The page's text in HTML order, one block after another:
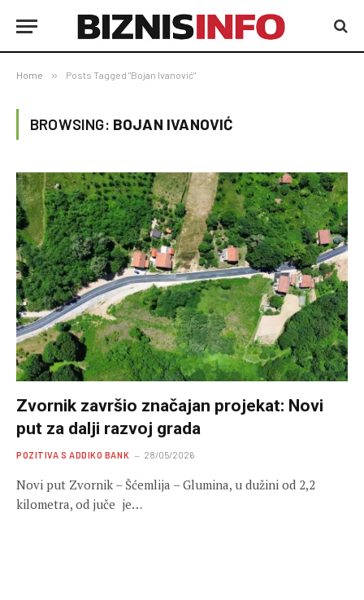
Home » Posts Tagged "Bojan Ivanović"
BROWSING: BOJAN IVANOVIĆ
Zvornik završio značajan projekat: Novi
put za dalji razvoj grada
POZITIVA S ADDIKO BANK 28/05/2026
Novi put Zvornik – Šćemlija – Glumina, u dužini od 2,2
kilometra, od juče je…